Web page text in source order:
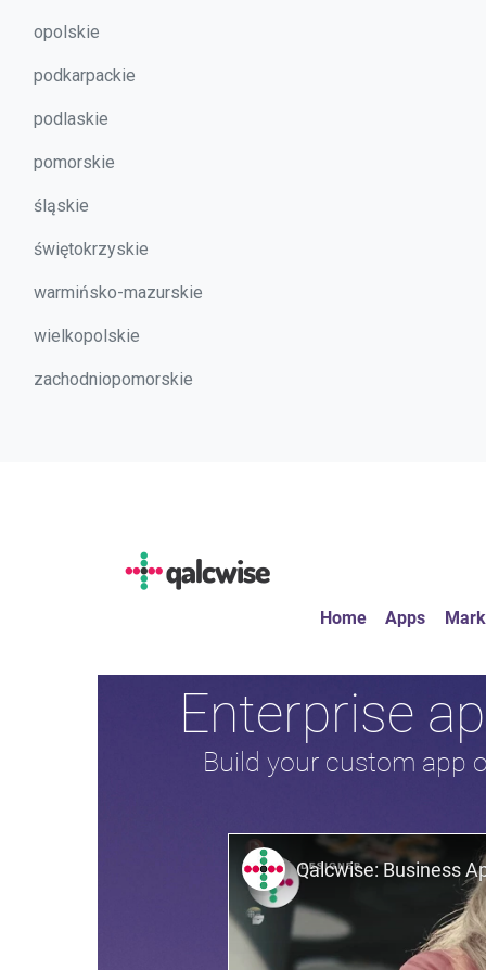
opolskie
podkarpackie
podlaskie
pomorskie
śląskie
świętokrzyskie
warmińsko-mazurskie
wielkopolskie
zachodniopomorskie